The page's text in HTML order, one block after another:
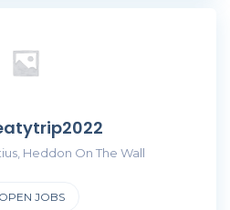
Heddon On The Wall
OPEN JOBS